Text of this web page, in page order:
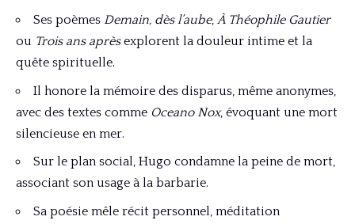
Ses poèmes Demain, dès l’aube, À Théophile Gautier
ou Trois ans aprèsexplorent la douleur intime et la
quête spirituelle.
Il honore la mémoire des disparus, même anonymes,
avec des textes comme Oceano Nox, évoquant une mort
silencieuse en mer.
Sur le plan social, Hugo condamne la peine de mort,
associant son usage à la barbarie.
Sa poésie mêle récit personnel, méditation